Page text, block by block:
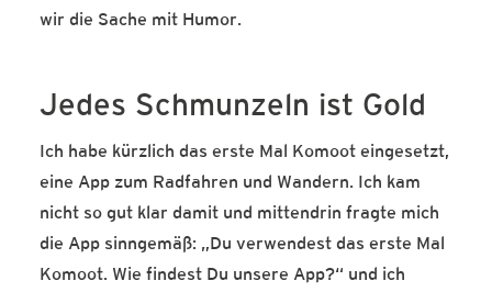
wir die Sache mit Humor.
Jedes Schmunzeln ist Gold
Ich habe kürzlich das erste Mal Komoot eingesetzt,
eine App zum Radfahren und Wandern. Ich kam
nicht so gut klar damit und mittendrin fragte mich
die App sinngemäß: „Du verwendest das erste Mal
Komoot. Wie findest Du unsere App?“ und ich